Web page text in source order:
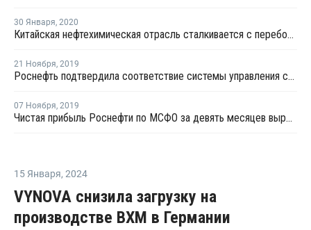
30 Января, 2020
Китайская нефтехимическая отрасль сталкивается с перебоями из-за вспышки коронавируса
21 Ноября, 2019
Роснефть подтвердила соответствие системы управления стандартам ISO
07 Ноября, 2019
Чистая прибыль Роснефти по МСФО за девять месяцев выросла на 25%
15 Января, 2024
VYNOVA снизила загрузку на
производстве ВХМ в Германии